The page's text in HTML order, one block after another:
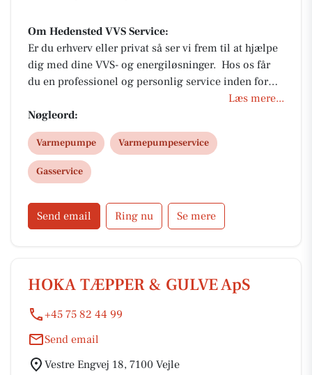
Om Hedensted VVS Service:
Er du erhverv eller privat så ser vi frem til at hjælpe
dig med dine VVS- og energiløsninger. Hos os får
du en professionel og personlig service inden for
varmeanlæg, herunder, varmepumper og gas -
Energioptimering, så du kan reducere dit
energiforbrug og spare penge - VVS-arbejde -
Reparation og vedligeholdelse Vi står klar til at
hjælpe erhverv, boligforeninger samt private.
Læs mere...
Nøgleord:
Varmepumpe Varmepumpeservice
Gasservice
Send email Ring nu Se mere
HOKA TÆPPER & GULVE ApS
+45 75 82 44 99
Send email
Vestre Engvej 18, 7100 Vejle